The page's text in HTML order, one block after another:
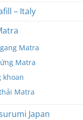
– Italy
Matra
Matra
khoan
Matra
Japan